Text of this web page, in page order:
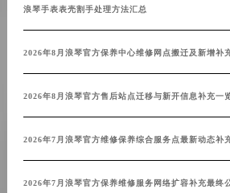
浪琴手表表壳割手处理方法汇总
2026年8月浪琴官方保养中心维修网点搬迁及新增补
2026年8月浪琴官方售后站点迁移与新开信息补充一
2026年7月浪琴官方维修保养综合服务点最新动态补
2026年7月浪琴官方保养维修服务网络扩容补充最终